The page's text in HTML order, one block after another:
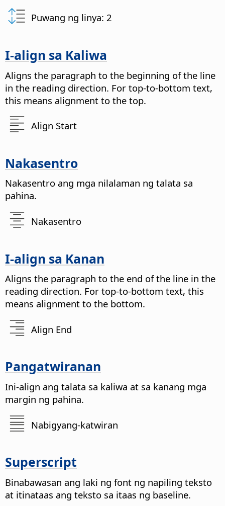
Puwang ng linya: 2
I-align sa Kaliwa
Aligns the paragraph to the beginning of the line
in the reading direction. For top-to-bottom text,
this means alignment to the top.
Align Start
Nakasentro
Nakasentro ang mga nilalaman ng talata sa
pahina.
Nakasentro
I-align sa Kanan
Aligns the paragraph to the end of the line in the
reading direction. For top-to-bottom text, this
means alignment to the bottom.
Align End
Pangatwiranan
Ini-align ang talata sa kaliwa at sa kanang mga
margin ng pahina.
Nabigyang-katwiran
Superscript
Binabawasan ang laki ng font ng napiling teksto
at itinataas ang teksto sa itaas ng baseline.